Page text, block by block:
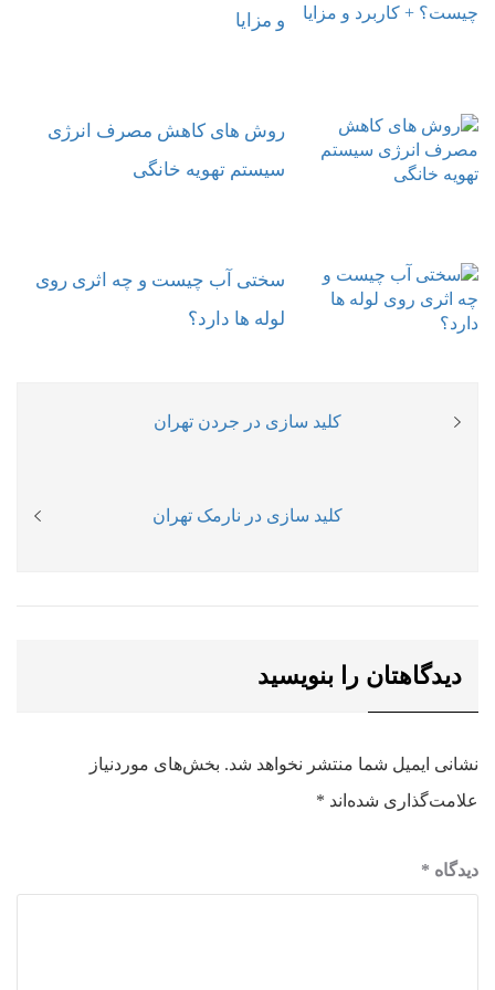
و مزایا
روش های کاهش مصرف انرژی
سیستم تهویه خانگی
سختی آب چیست و چه اثری روی
لوله ها دارد؟
راهبری
Previous
کلید سازی در جردن تهران
Next
کلید سازی در نارمک تهران
دیدگاهتان را بنویسید
نشانی ایمیل شما منتشر نخواهد شد. بخش‌های موردنیاز
علامت‌گذاری شده‌اند *
دیدگاه *